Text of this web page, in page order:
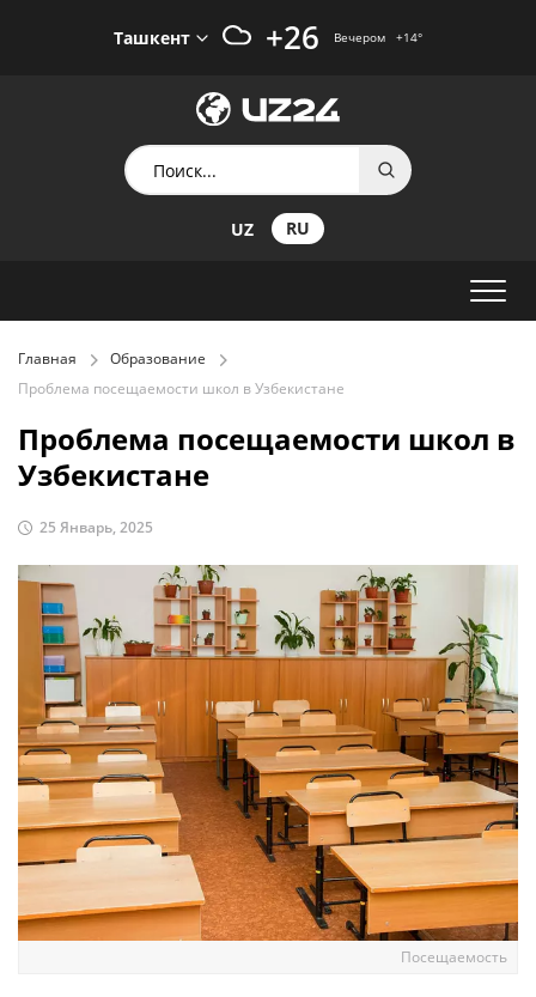
Ташкент +26 Вечером +14°
UZ RU
Главная
Образование
Проблема посещаемости школ в Узбекистане
Проблема посещаемости школ в
Узбекистане
25 Январь, 2025
Посещаемость